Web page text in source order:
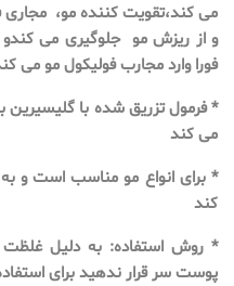
می کند،تقویت کننده مو،
و از ریزش مو جلوگیری می
فورا وارد مجارب فولیکول مو
* فرمول تزریق شده با
می کند
* برای انواع مو مناسب است و
کند
* روش استفاده: به دلیل
پوست سر قرار ندهید برای